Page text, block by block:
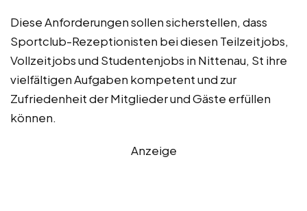
Diese Anforderungen sollen sicherstellen, dass
Sportclub-Rezeptionisten bei diesen Teilzeitjobs,
Vollzeitjobs und Studentenjobs in Nittenau, St ihre
vielfältigen Aufgaben kompetent und zur
Zufriedenheit der Mitglieder und Gäste erfüllen
können.
Anzeige